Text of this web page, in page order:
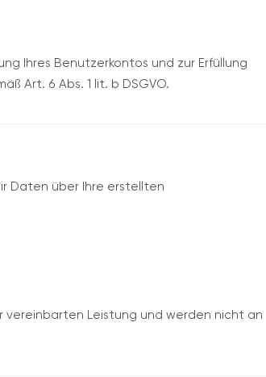
Ihres Benutzerkontos und zur Erfüllung
Art. 6 Abs. 1 lit. b DSGVO.
Daten über Ihre erstellten
vereinbarten Leistung und werden nicht an